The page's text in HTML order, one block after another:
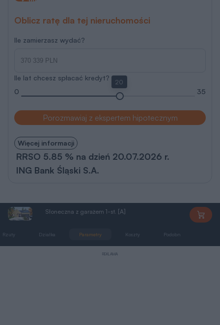
Oblicz ratę dla tej nieruchomości
Ile zamierzasz wydać?
Ile lat chcesz spłacać kredyt?
0
20
35
Porozmawiaj z ekspertem hipotecznym
Więcej informacji
RRSO 5.85 % na dzień 20.07.2026 r.
ING Bank Śląski S.A.
Słoneczna z garażem 1-st. [A]
Rzuty Działka Parametry Koszty Podobne
REKLAMA